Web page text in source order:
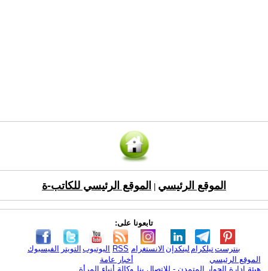
الموقع الرئيسي الموقع الرئيسي للكاتب-ة
تابعونا على:
الفيسبوك التويتر اليوتيوب RSS الانستغرام لينكدإن تيلكرامبنترست
الموقع الرئيسي
هيئة ادارة الحوار المتمدن - للإتصال بنا
أخبار عامة
وكالة أنباء المرأة